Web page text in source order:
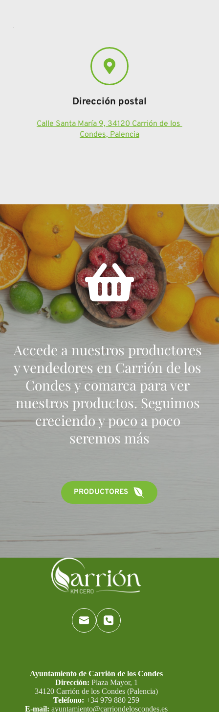
Dirección postal
Calle Santa María 9, 34120 Carrión de los
Condes, Palencia
Accede a nuestros productores
y vendedores en Carrión de los
Condes y comarca para ver
nuestros productos. Seguimos
creciendo y poco a poco
seremos más
PRODUCTORES
Ayuntamiento de Carrión de los Condes
Dirección: Plaza Mayor, 1
34120 Carrión de los Condes (Palencia)
Teléfono: +34 979 880 259
E-mail: ayuntamiento@carriondeloscondes.es